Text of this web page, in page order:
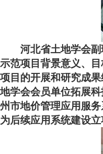
河北省土地学会
示范项目背景意义、
项目的开展和研究成
地学会会员单位拓展
州市地价管理应用服
为后续应用系统建设立